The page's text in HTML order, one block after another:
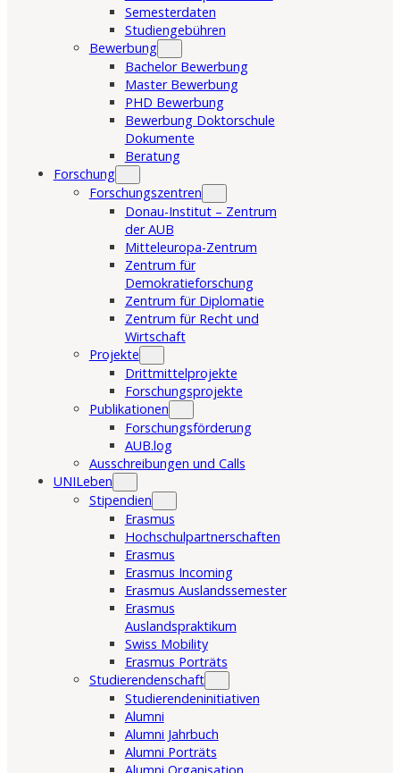
Semesterdaten
Studiengebühren
Bewerbung
Bachelor Bewerbung
Master Bewerbung
PHD Bewerbung
Bewerbung Doktorschule
Dokumente
Beratung
Forschung
Forschungszentren
Donau-Institut – Zentrum
der AUB
Mitteleuropa-Zentrum
Zentrum für
Demokratieforschung
Zentrum für Diplomatie
Zentrum für Recht und
Wirtschaft
Projekte
Drittmittelprojekte
Forschungsprojekte
Publikationen
Forschungsförderung
AUB.log
Ausschreibungen und Calls
UNILeben
Stipendien
Erasmus
Hochschulpartnerschaften
Erasmus
Erasmus Incoming
Erasmus Auslandssemester
Erasmus
Auslandspraktikum
Swiss Mobility
Erasmus Porträts
Studierendenschaft
Studierendeninitiativen
Alumni
Alumni Jahrbuch
Alumni Porträts
Alumni Organisation